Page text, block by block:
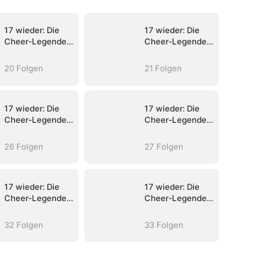
17 wieder: Die
Cheer-Legende
Tochter
20 Folgen
17 wieder: Die
Cheer-Legende
Tochter
21 Folgen
17 wieder: Die
Cheer-Legende
Tochter
26 Folgen
17 wieder: Die
Cheer-Legende
Tochter
27 Folgen
17 wieder: Die
Cheer-Legende
Tochter
32 Folgen
17 wieder: Die
Cheer-Legende
Tochter
33 Folgen